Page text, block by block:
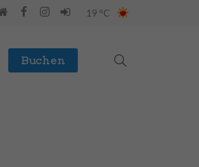
19 °C
Buchen